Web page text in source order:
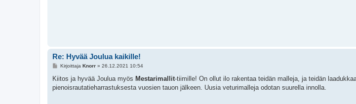
Re: Hyvää Joulua kaikille!
V
e
t
Kirjoittaja Knorr» 26.12.2021 10:54
Kiitos ja hyvää Joulua myös Mestarimallit-tiimille! On ollut ilo rakentaa teidän malleja, ja teidän
pienoisrautatieharrastuksesta vuosien tauon jälkeen. Uusia veturimalleja odotan suurella innolla.